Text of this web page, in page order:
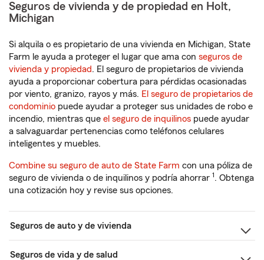
Seguros de vivienda y de propiedad en Holt,
Michigan
Si alquila o es propietario de una vivienda en Michigan, State
Farm le ayuda a proteger el lugar que ama con seguros de
vivienda y propiedad. El seguro de propietarios de vivienda
ayuda a proporcionar cobertura para pérdidas ocasionadas
por viento, granizo, rayos y más. El seguro de propietarios de
condominio puede ayudar a proteger sus unidades de robo e
incendio, mientras que el seguro de inquilinos puede ayudar
a salvaguardar pertenencias como teléfonos celulares
inteligentes y muebles.
Combine su seguro de auto de State Farm con una póliza de
seguro de vivienda o de inquilinos y podría ahorrar 1. Obtenga
una cotización hoy y revise sus opciones.
Seguros de auto y de vivienda
Seguros de vida y de salud